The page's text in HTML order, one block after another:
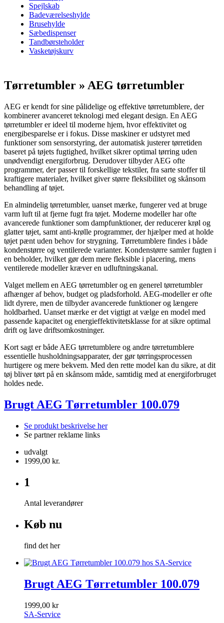
Spejlskab
Badeværelseshylde
Brusehylde
Sæbedispenser
Tandbørsteholder
Vasketøjskurv
Tørretumbler » AEG tørretumbler
AEG er kendt for sine pålidelige og effektive tørretumblere, der
kombinerer avanceret teknologi med elegant design. En AEG
tørretumbler er ideel til moderne hjem, hvor effektivitet og
energibesparelse er i fokus. Disse maskiner er udstyret med
funktioner som sensorstyring, der automatisk justerer tørretiden
baseret på tøjets fugtighed, hvilket sikrer optimal tørring uden
unødvendigt energiforbrug. Derudover tilbyder AEG ofte
programmer, der passer til forskellige tekstiler, fra sarte stoffer til
kraftigere materialer, hvilket giver større fleksibilitet og skånsom
behandling af tøjet.
En almindelig tørretumbler, uanset mærke, fungerer ved at bruge
varm luft til at fjerne fugt fra tøjet. Moderne modeller har ofte
avancerede funktioner som dampfunktioner, der reducerer krøl og
glatter tøjet, samt anti-krølle programmer, der hjælper med at holde
tøjet pænt uden behov for strygning. Tørretumblere findes i både
kondenstørre og ventilerede varianter. Kondenstørre samler fugten i
en beholder, hvilket gør dem mere fleksible i placering, mens
ventilerede modeller kræver en udluftningskanal.
Valget mellem en AEG tørretumbler og en generel tørretumbler
afhænger af behov, budget og pladsforhold. AEG-modeller er ofte
lidt dyrere, men de tilbyder avancerede funktioner og længere
holdbarhed. Uanset mærke er det vigtigt at vælge en model med
passende kapacitet og energieffektivitetsklasse for at sikre optimal
drift og lave driftsomkostninger.
Kort sagt er både AEG tørretumblere og andre tørretumblere
essentielle husholdningsapparater, der gør tørringsprocessen
hurtigere og mere bekvem. Med den rette model kan du sikre, at dit
tøj bliver tørt på en skånsom måde, samtidig med at energiforbruget
holdes nede.
Brugt AEG Tørretumbler 100.079
Se produkt beskrivelse her
Se partner reklame links
udvalgt
1999,00 kr.
1
Antal leverandører
Køb nu
find det her
Brugt AEG Tørretumbler 100.079
1999,00 kr
SA-Service